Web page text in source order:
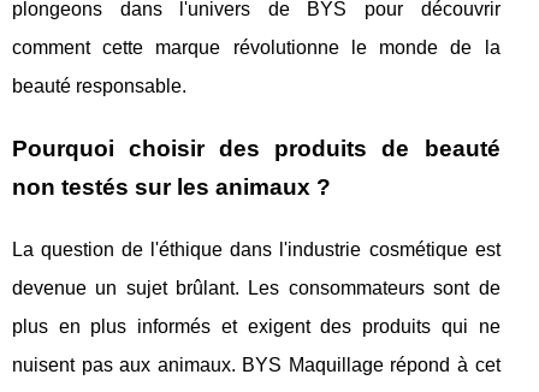
plongeons dans l'univers de BYS pour découvrir
comment cette marque révolutionne le monde de la
beauté responsable.
Pourquoi choisir des produits de beauté
non testés sur les animaux ?
La question de l'éthique dans l'industrie cosmétique est
devenue un sujet brûlant. Les consommateurs sont de
plus en plus informés et exigent des produits qui ne
nuisent pas aux animaux. BYS Maquillage répond à cet